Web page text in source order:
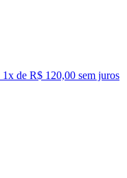
1x de R$ 120,00 sem juros